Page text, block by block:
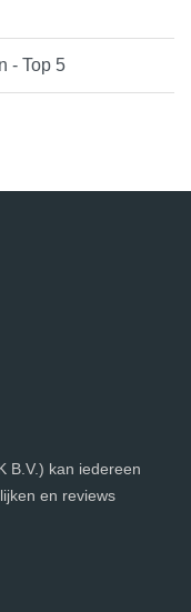
- Top 5
B.V.) kan iedereen
en reviews